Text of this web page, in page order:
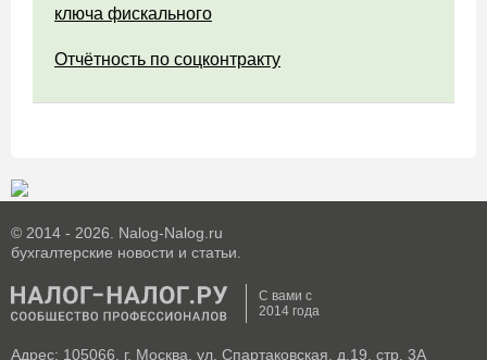
ключа фискального
Отчётность по соцконтракту
© 2014 - 2026. Nalog-Nalog.ru
бухгалтерские новости и статьи.
С вами с
2014 года
Адрес: 105066, г. Москва, ул. Спартаковская, д.19, стр. 3А